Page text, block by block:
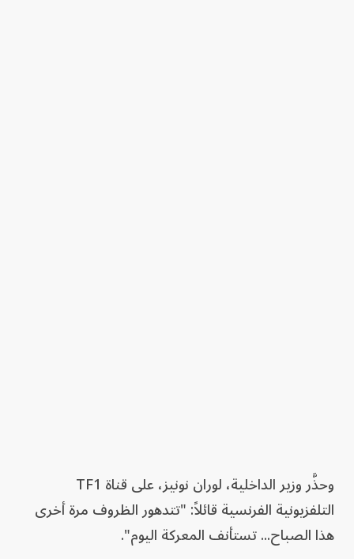
وحذَّر وزير الداخلية، لوران نونيز، على قناة TF1
التلفزيونية الفرنسية قائلاً: "تتدهور الظروف مرة أخرى
هذا الصباح... تستأنف المعركة اليوم".